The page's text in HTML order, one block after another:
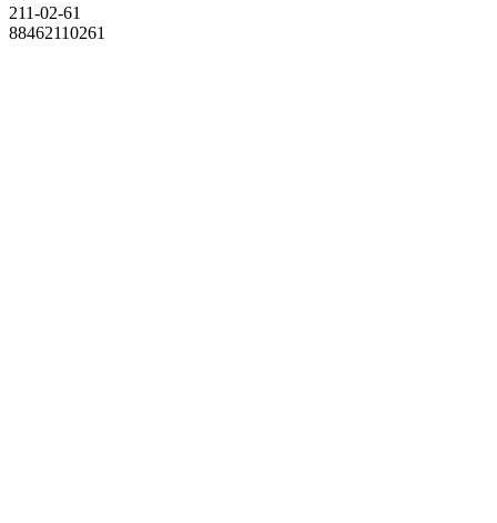
211-02-61
88462110261